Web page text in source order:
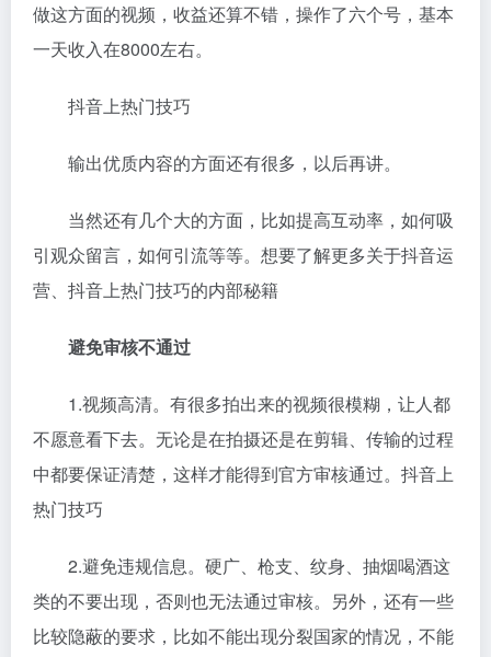
做这方面的视频，收益还算不错，操作了六个号，基本
一天收入在8000左右。
抖音上热门技巧
输出优质内容的方面还有很多，以后再讲。
当然还有几个大的方面，比如提高互动率，如何吸
引观众留言，如何引流等等。想要了解更多关于抖音运
营、抖音上热门技巧的内部秘籍
避免审核不通过
1.视频高清。有很多拍出来的视频很模糊，让人都
不愿意看下去。无论是在拍摄还是在剪辑、传输的过程
中都要保证清楚，这样才能得到官方审核通过。抖音上
热门技巧
2.避免违规信息。硬广、枪支、纹身、抽烟喝酒这
类的不要出现，否则也无法通过审核。另外，还有一些
比较隐蔽的要求，比如不能出现分裂国家的情况，不能